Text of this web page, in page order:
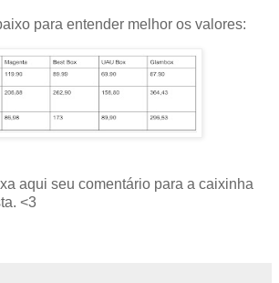
para entender melhor os valores:
aqui seu comentário para a caixinha
<3